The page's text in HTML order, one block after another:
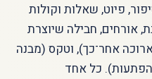
פיוט, שאלות וקולות
אורחים, חבילה שיוצרת
אחר־כך), וטקס (מבנה
כל אחד